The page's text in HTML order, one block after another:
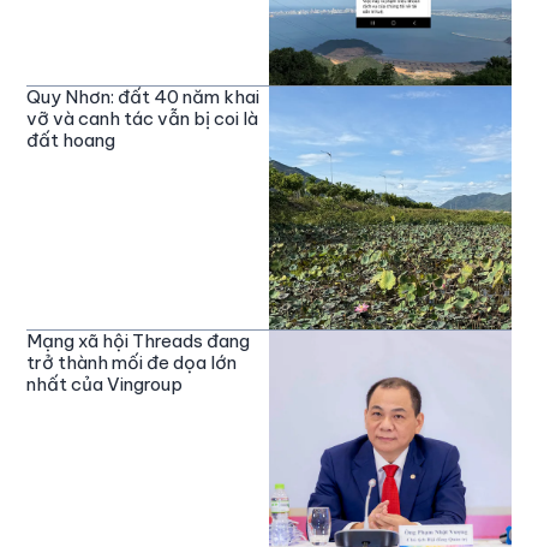
Quy Nhơn: đất 40 năm khai
vỡ và canh tác vẫn bị coi là
đất hoang
Mạng xã hội Threads đang
trở thành mối đe dọa lớn
nhất của Vingroup